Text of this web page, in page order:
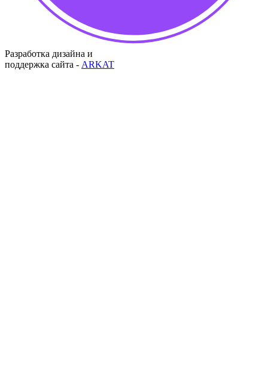
Разработка дизайна и
поддержка сайта - ARKAT